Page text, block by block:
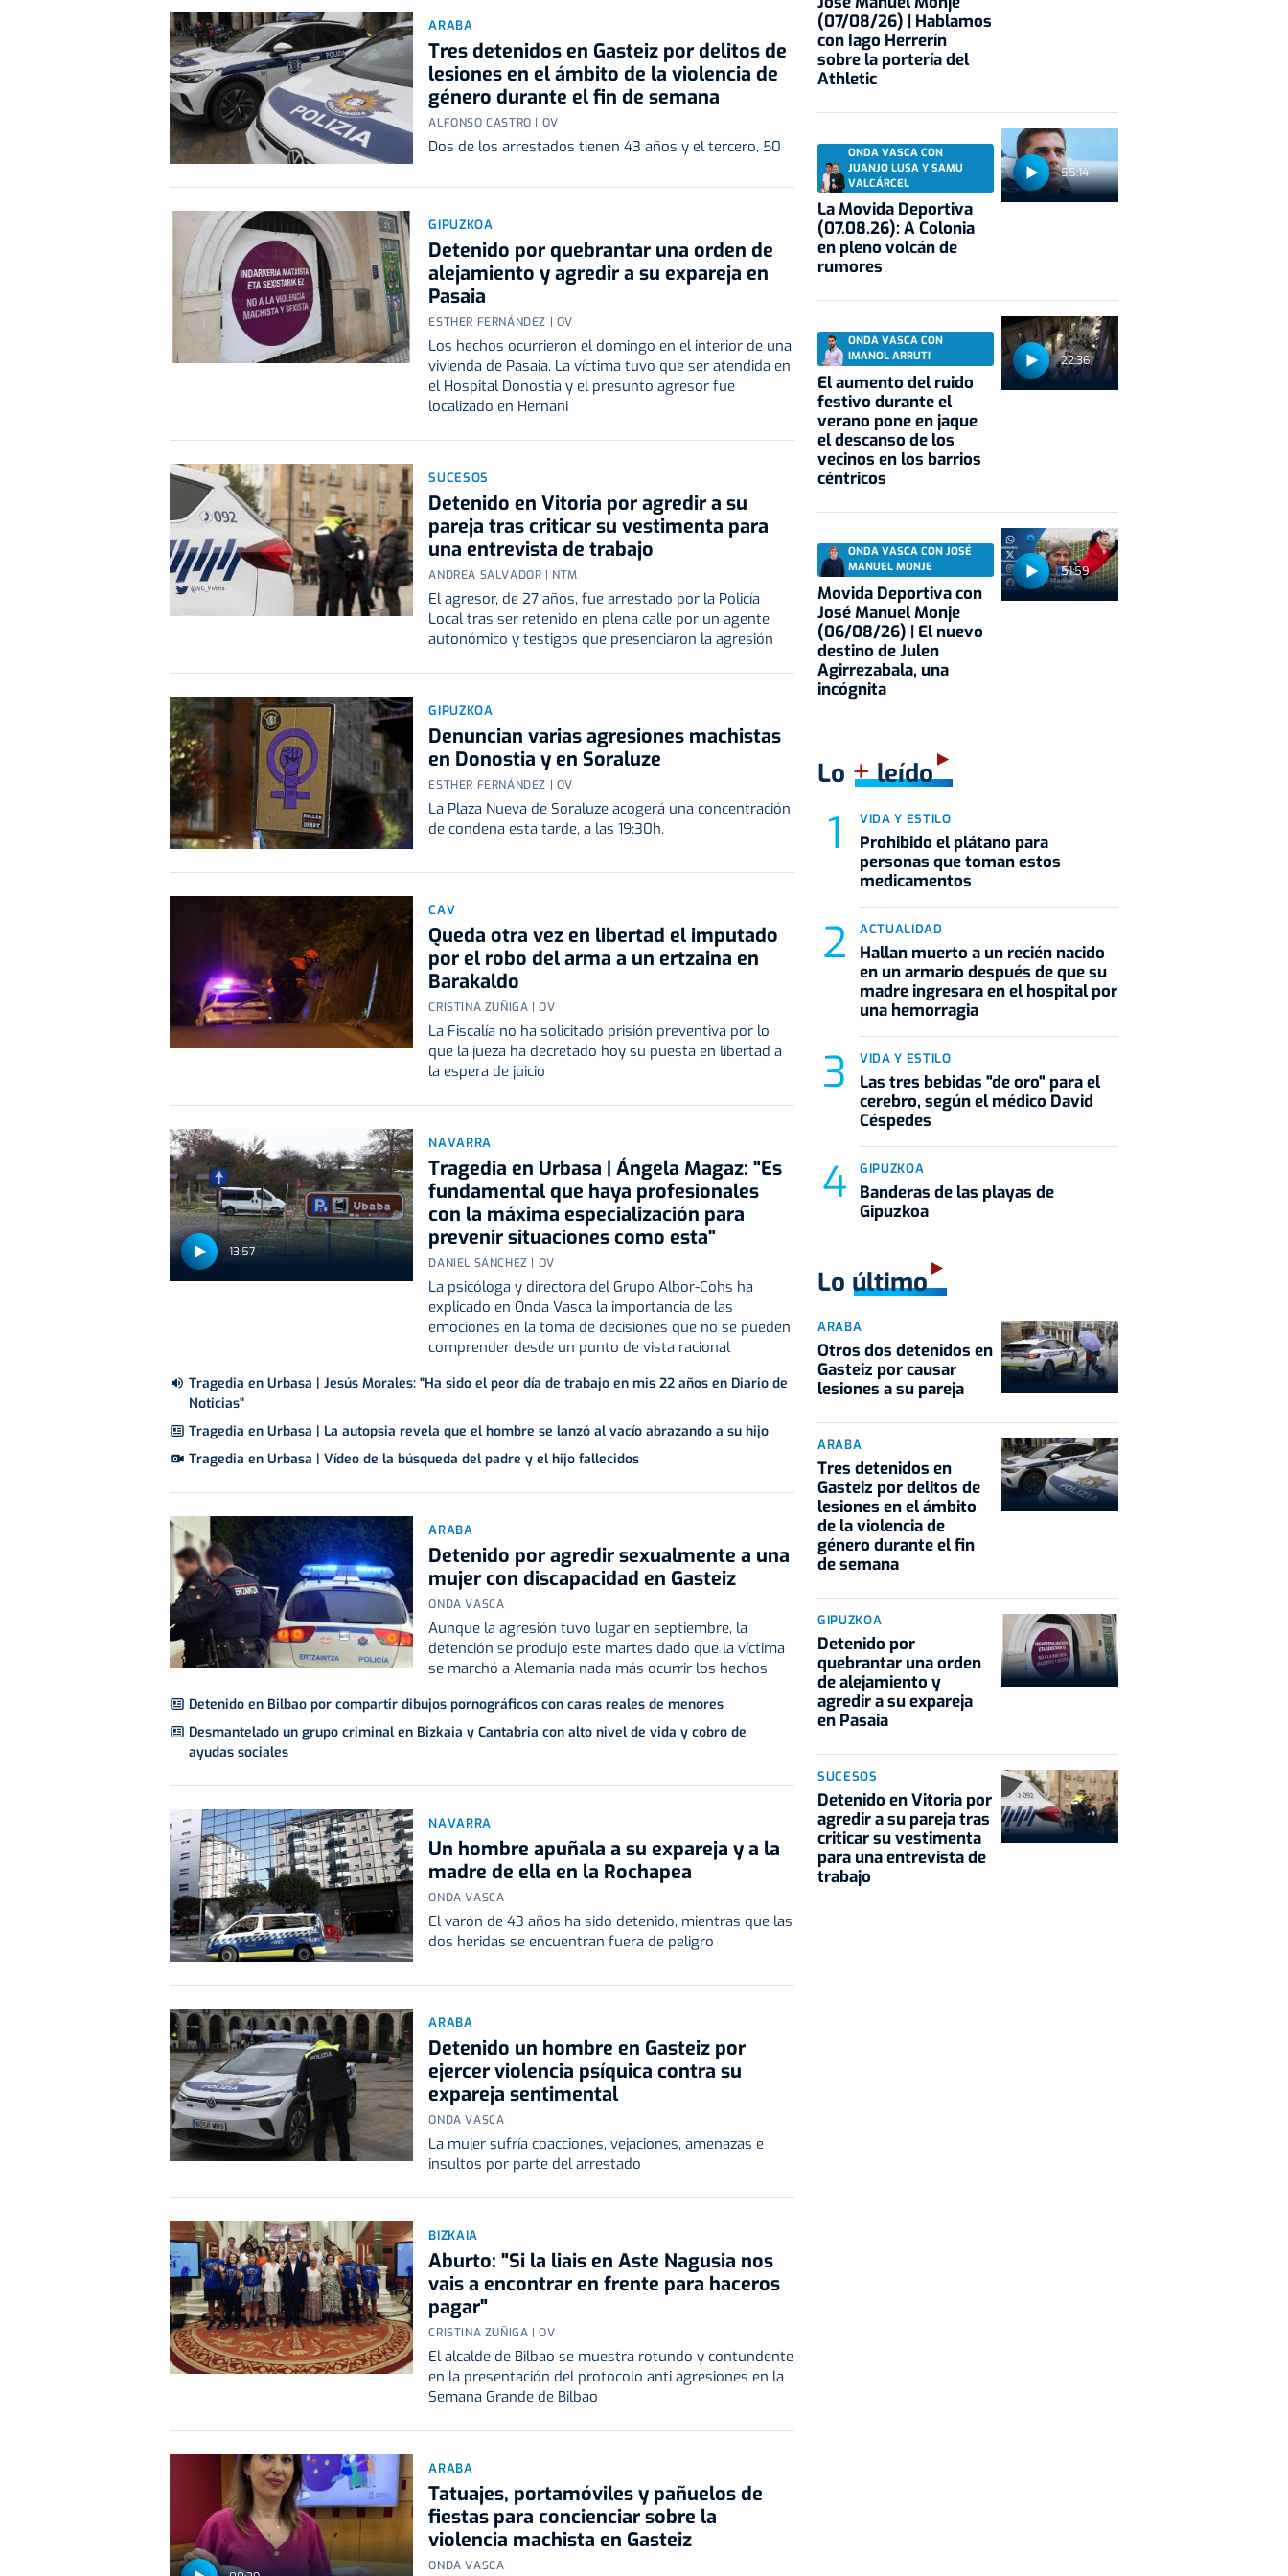
ARABA
Tres detenidos en Gasteiz por delitos de
lesiones en el ámbito de la violencia de
género durante el fin de semana
ALFONSO CASTRO | OV
Dos de los arrestados tienen 43 años y el tercero, 50
GIPUZKOA
Detenido por quebrantar una orden de
alejamiento y agredir a su expareja en
Pasaia
ESTHER FERNÁNDEZ | OV
Los hechos ocurrieron el domingo en el interior de una
vivienda de Pasaia. La víctima tuvo que ser atendida en
el Hospital Donostia y el presunto agresor fue
localizado en Hernani
SUCESOS
Detenido en Vitoria por agredir a su
pareja tras criticar su vestimenta para
una entrevista de trabajo
ANDREA SALVADOR | NTM
El agresor, de 27 años, fue arrestado por la Policía
Local tras ser retenido en plena calle por un agente
autonómico y testigos que presenciaron la agresión
GIPUZKOA
Denuncian varias agresiones machistas
en Donostia y en Soraluze
ESTHER FERNÁNDEZ | OV
La Plaza Nueva de Soraluze acogerá una concentración
de condena esta tarde, a las 19:30h.
CAV
Queda otra vez en libertad el imputado
por el robo del arma a un ertzaina en
Barakaldo
CRISTINA ZUÑIGA | OV
La Fiscalía no ha solicitado prisión preventiva por lo
que la jueza ha decretado hoy su puesta en libertad a
la espera de juicio
13:57
NAVARRA
Tragedia en Urbasa | Ángela Magaz: "Es
fundamental que haya profesionales
con la máxima especialización para
prevenir situaciones como esta"
DANIEL SÁNCHEZ | OV
La psicóloga y directora del Grupo Albor-Cohs ha
explicado en Onda Vasca la importancia de las
emociones en la toma de decisiones que no se pueden
comprender desde un punto de vista racional
Tragedia en Urbasa | Jesús Morales: "Ha sido el peor día de trabajo en mis 22 años en Diario de
Noticias"
Tragedia en Urbasa | La autopsia revela que el hombre se lanzó al vacío abrazando a su hijo
Tragedia en Urbasa | Vídeo de la búsqueda del padre y el hijo fallecidos
ARABA
Detenido por agredir sexualmente a una
mujer con discapacidad en Gasteiz
ONDA VASCA
Aunque la agresión tuvo lugar en septiembre, la
detención se produjo este martes dado que la víctima
se marchó a Alemania nada más ocurrir los hechos
Detenido en Bilbao por compartir dibujos pornográficos con caras reales de menores
Desmantelado un grupo criminal en Bizkaia y Cantabria con alto nivel de vida y cobro de
ayudas sociales
NAVARRA
Un hombre apuñala a su expareja y a la
madre de ella en la Rochapea
ONDA VASCA
El varón de 43 años ha sido detenido, mientras que las
dos heridas se encuentran fuera de peligro
ARABA
Detenido un hombre en Gasteiz por
ejercer violencia psíquica contra su
expareja sentimental
ONDA VASCA
La mujer sufría coacciones, vejaciones, amenazas e
insultos por parte del arrestado
BIZKAIA
Aburto: "Si la liais en Aste Nagusia nos
vais a encontrar en frente para haceros
pagar"
CRISTINA ZUÑIGA | OV
El alcalde de Bilbao se muestra rotundo y contundente
en la presentación del protocolo anti agresiones en la
Semana Grande de Bilbao
ARABA
Tatuajes, portamóviles y pañuelos de
fiestas para concienciar sobre la
violencia machista en Gasteiz
ONDA VASCA
(07/08/26) | Hablamos
con Iago Herrerín
sobre la portería del
Athletic
55:14
ONDA VASCA CON
JUANJO LUSA Y SAMU
VALCÁRCEL
La Movida Deportiva
(07.08.26): A Colonia
en pleno volcán de
rumores
22:36
ONDA VASCA CON
IMANOL ARRUTI
El aumento del ruido
festivo durante el
verano pone en jaque
el descanso de los
vecinos en los barrios
céntricos
51:59
ONDA VASCA CON JOSÉ
MANUEL MONJE
Movida Deportiva con
José Manuel Monje
(06/08/26) | El nuevo
destino de Julen
Agirrezabala, una
incógnita
Lo +leído
VIDA Y ESTILO
Prohibido el plátano para
personas que toman estos
medicamentos
ACTUALIDAD
Hallan muerto a un recién nacido
en un armario después de que su
madre ingresara en el hospital por
una hemorragia
VIDA Y ESTILO
Las tres bebidas "de oro" para el
cerebro, según el médico David
Céspedes
GIPUZKOA
Banderas de las playas de
Gipuzkoa
Lo último
ARABA
Otros dos detenidos en
Gasteiz por causar
lesiones a su pareja
ARABA
Tres detenidos en
Gasteiz por delitos de
lesiones en el ámbito
de la violencia de
género durante el fin
de semana
GIPUZKOA
Detenido por
quebrantar una orden
de alejamiento y
agredir a su expareja
en Pasaia
SUCESOS
Detenido en Vitoria por
agredir a su pareja tras
criticar su vestimenta
para una entrevista de
trabajo